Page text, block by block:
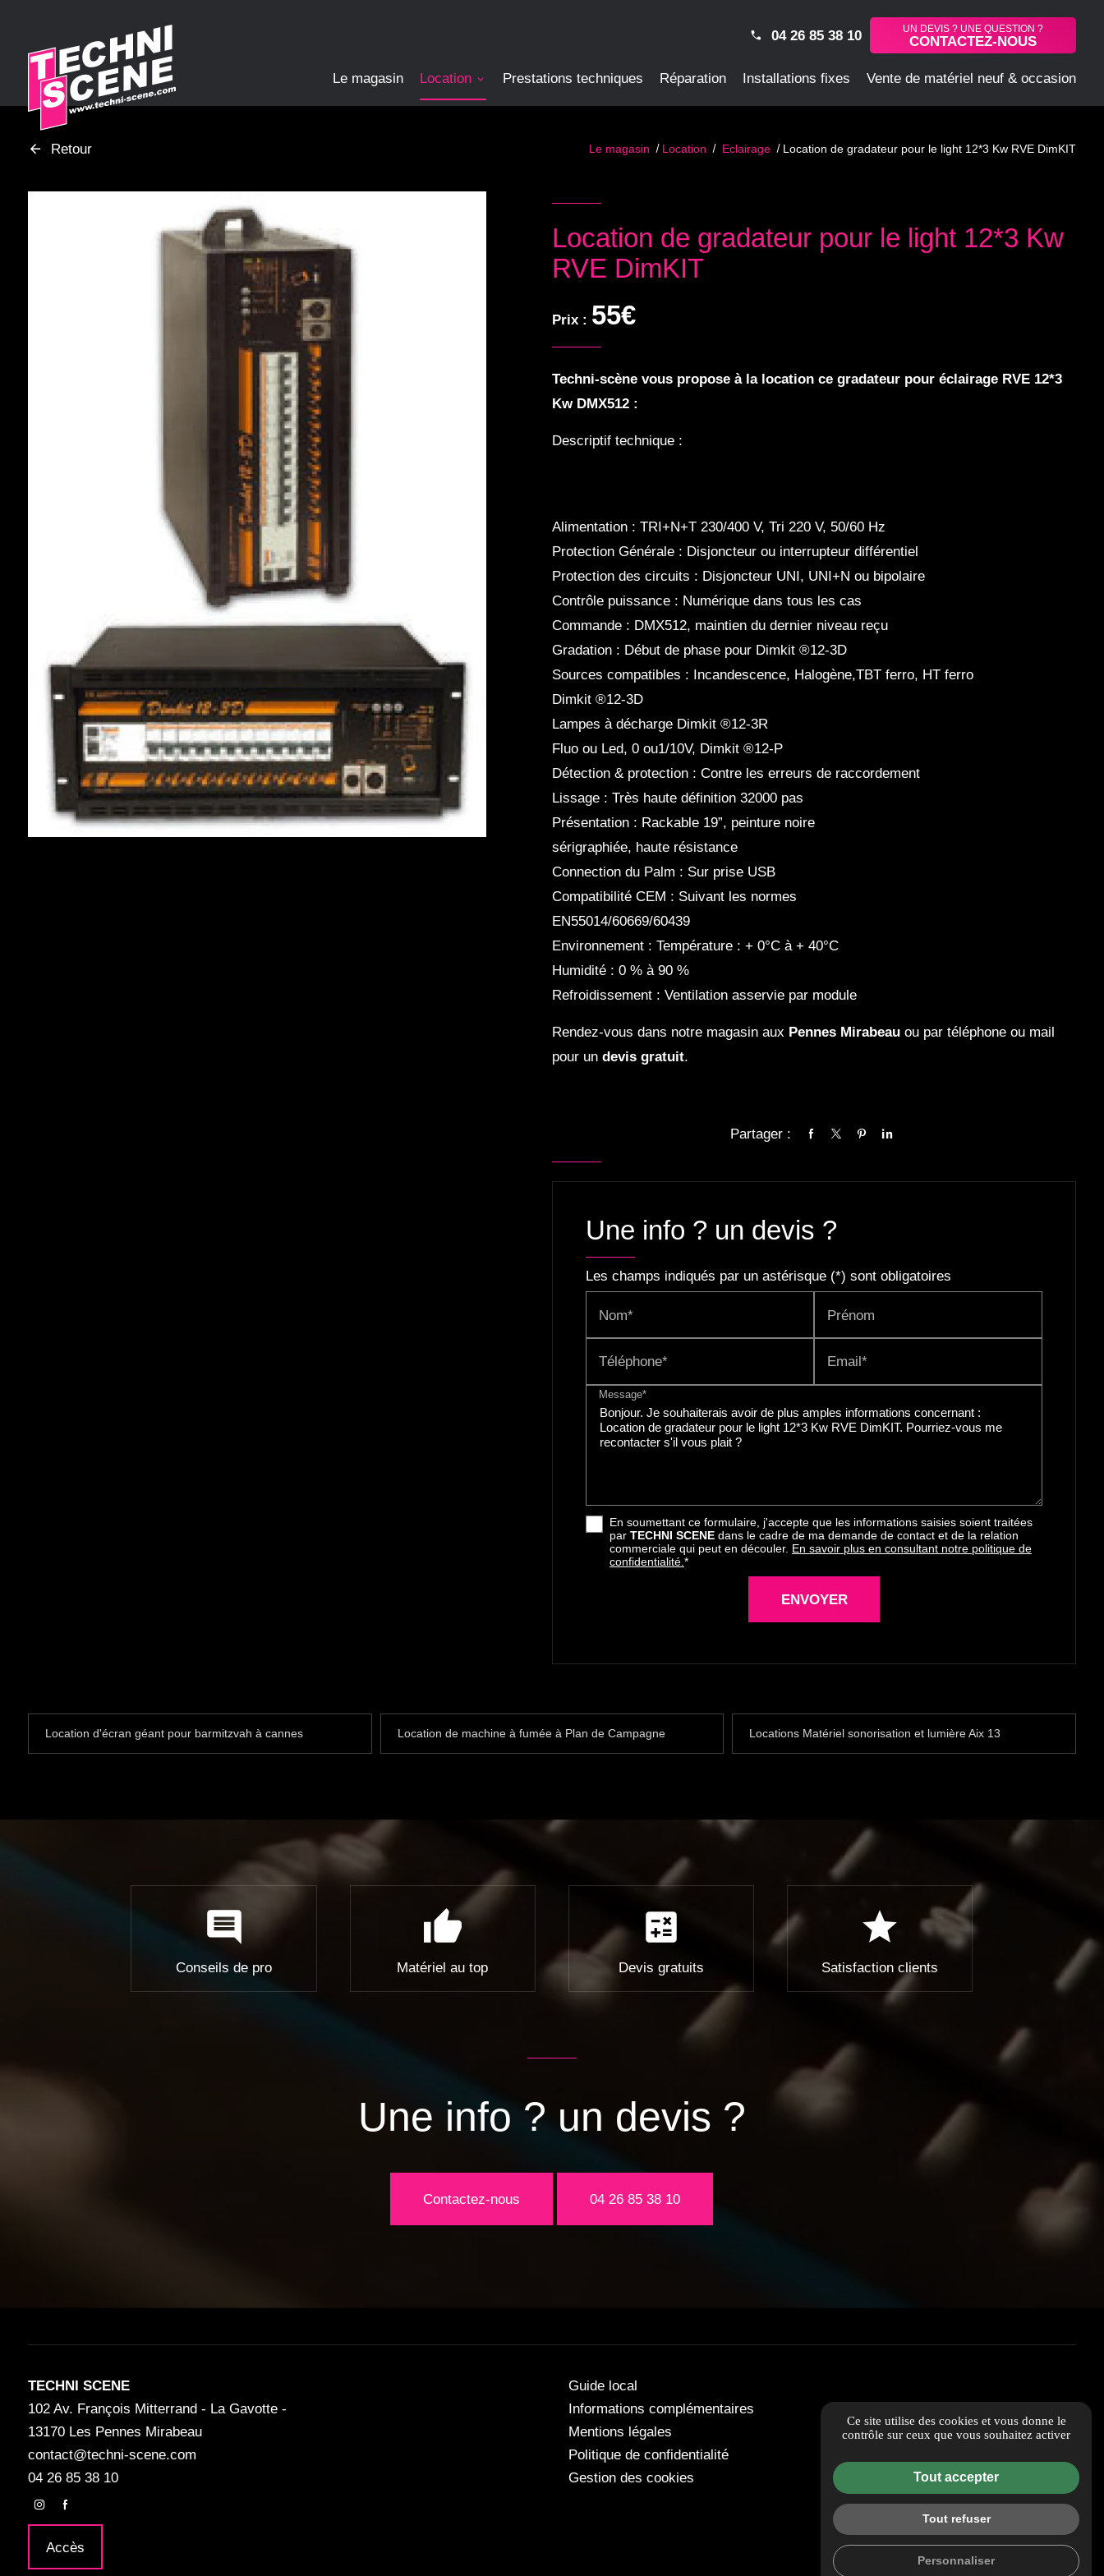
04 26 85 38 10 UN DEVIS ? UNE QUESTION ?
CONTACTEZ-NOUS
Le magasin Location Prestations techniques Réparation Installations fixes Vente de matériel neuf & occasion
Le magasin Location Eclairage Location de gradateur pour le light 12*3 Kw RVE DimKIT
Retour
Location de gradateur pour le light 12*3 Kw
RVE DimKIT
Prix : 55€
Techni-scène vous propose à la location ce gradateur pour éclairage RVE 12*3
Kw DMX512 :
Descriptif technique :
Alimentation : TRI+N+T 230/400 V, Tri 220 V, 50/60 Hz
Protection Générale : Disjoncteur ou interrupteur différentiel
Protection des circuits : Disjoncteur UNI, UNI+N ou bipolaire
Contrôle puissance : Numérique dans tous les cas
Commande : DMX512, maintien du dernier niveau reçu
Gradation : Début de phase pour Dimkit ®12-3D
Sources compatibles : Incandescence, Halogène,TBT ferro, HT ferro
Dimkit ®12-3D
Lampes à décharge Dimkit ®12-3R
Fluo ou Led, 0 ou1/10V, Dimkit ®12-P
Détection & protection : Contre les erreurs de raccordement
Lissage : Très haute définition 32000 pas
Présentation : Rackable 19”, peinture noire
sérigraphiée, haute résistance
Connection du Palm : Sur prise USB
Compatibilité CEM : Suivant les normes
EN55014/60669/60439
Environnement : Température : + 0°C à + 40°C
Humidité : 0 % à 90 %
Refroidissement : Ventilation asservie par module
Rendez-vous dans notre magasin aux Pennes Mirabeau ou par téléphone ou mail
pour un devis gratuit.
Partager :
Une info ? un devis ?
Les champs indiqués par un astérisque (*) sont obligatoires
Nom* Prénom
Téléphone* Email*
Message*
En soumettant ce formulaire, j'accepte que les informations saisies soient traitées
par TECHNI SCENE dans le cadre de ma demande de contact et de la relation
commerciale qui peut en découler. En savoir plus en consultant notre politique de
confidentialité. *
Location d'écran géant pour barmitzvah à cannes Location de machine à fumée à Plan de Campagne Locations Matériel sonorisation et lumière Aix 13
comment
Conseils de pro
thumb_up
Matériel au top
calculate
Devis gratuits
star
Satisfaction clients
Une info ? un devis ?
Contactez-nous 04 26 85 38 10
TECHNI SCENE
102 Av. François Mitterrand - La Gavotte -
13170 Les Pennes Mirabeau
contact@techni-scene.com
04 26 85 38 10
Accès
Guide local
Informations complémentaires
Mentions légales
Politique de confidentialité
Gestion des cookies
Ce site utilise des cookies et vous donne le
contrôle sur ceux que vous souhaitez activer
Tout accepter
Tout refuser
Personnaliser